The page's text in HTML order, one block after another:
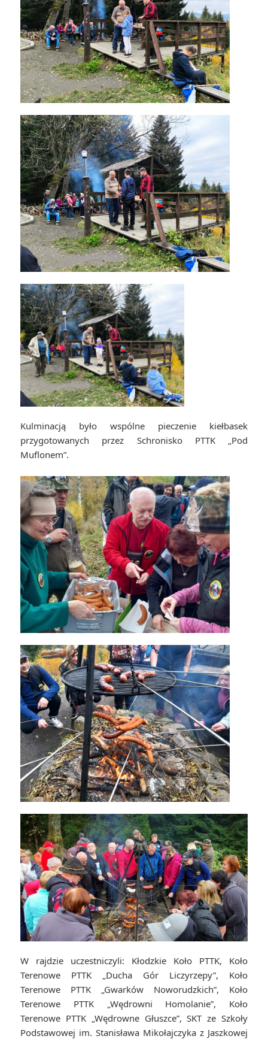
Kulminacją było wspólne pieczenie kiełbasek
przygotowanych przez Schronisko PTTK „Pod
Muflonem”.
W rajdzie uczestniczyli: Kłodzkie Koło PTTK, Koło
Terenowe PTTK „Ducha Gór Liczyrzepy”, Koło
Terenowe PTTK „Gwarków Noworudzkich”, Koło
Terenowe PTTK „Wędrowni Homolanie”, Koło
Terenowe PTTK „Wędrowne Głuszce”, SKT ze Szkoły
Podstawowej im. Stanisława Mikołajczyka z Jaszkowej